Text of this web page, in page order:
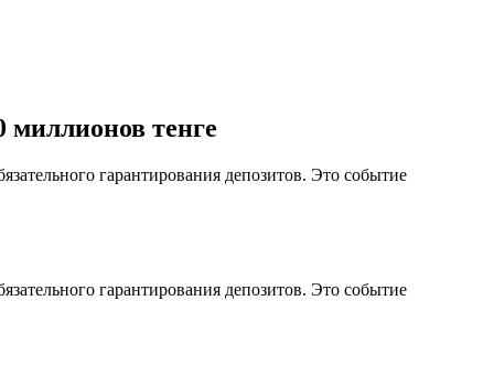
тенге
гарантирования депозитов. Это событие
гарантирования депозитов. Это событие